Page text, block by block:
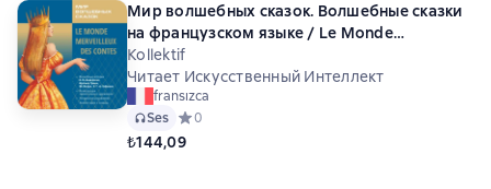
Мир волшебных сказок. Волшебные сказки
на французском языке / Le Monde
merveilleux des contes. Аудиоприложение
Kollektif
Читает Искусственный Интеллект
fransızca
Ses Средний рейтинг 0 на основе 0 оценок
0
₺144,09